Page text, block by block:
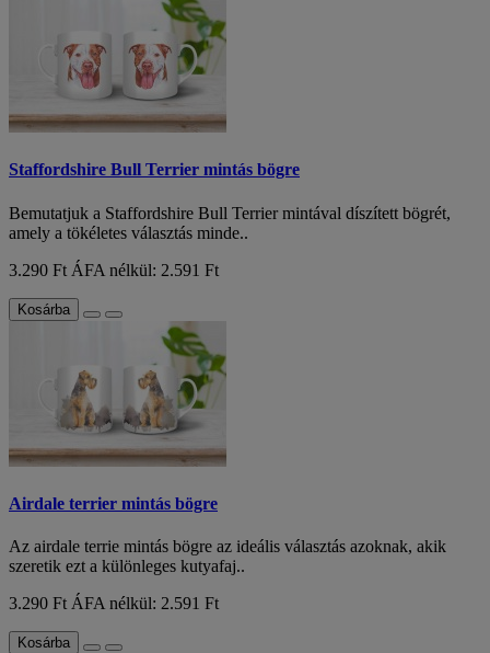
Staffordshire Bull Terrier mintás bögre
Bemutatjuk a Staffordshire Bull Terrier mintával díszített bögrét,
amely a tökéletes választás minde..
3.290 Ft ÁFA nélkül: 2.591 Ft
Kosárba
Airdale terrier mintás bögre
Az airdale terrie mintás bögre az ideális választás azoknak, akik
szeretik ezt a különleges kutyafaj..
3.290 Ft ÁFA nélkül: 2.591 Ft
Kosárba